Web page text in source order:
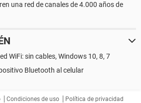
una red de canales de 4.000 años de
WiFi: sin cables, Windows 10, 8, 7
Bluetooth al celular
Condiciones de uso Política de privacidad